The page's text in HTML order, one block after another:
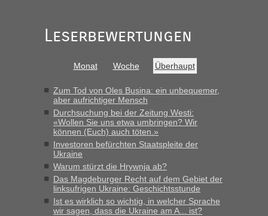
„Gestern 6 Stunden warten vor der Grenze Richtung Polen
schnell da auch Passagiere mit EU-Pass dabei waren“
Grenzübergang zwischen Polen und der Ukraine geht es am
schnellsten?
„Bin am Montag 15.6.26 um 8 Uhr in Urgyniw ausgereist,
das erste Mal an einem Montagmorgen ca. 15 Fahrzeuge
vor mir, bin sonst der Erste oder Zweite, egal, nach ca 20
Minuten wurde dann die nächste Welle...“
Berichte und Reisetipps • Re: An welchem
Grenzübergang zwischen Polen und der Ukraine geht es am
schnellsten?
Leserbewertungen
Monat Woche Überhaupt
Zum Tod von Oles Busina: ein unbequemer,
aber aufrichtiger Mensch
Durchsuchung bei der Zeitung Westi:
«Wollen Sie uns etwa umbringen? Wir
können (Euch) auch töten.»
Investoren befürchten Staatspleite der
Ukraine
Warum stürzt die Hrywnja ab?
Das Magdeburger Recht auf dem Gebiet der
linksufrigen Ukraine: Geschichtsstunde
Ist es wirklich so wichtig, in welcher Sprache
wir sagen, dass die Ukraine am A... ist?